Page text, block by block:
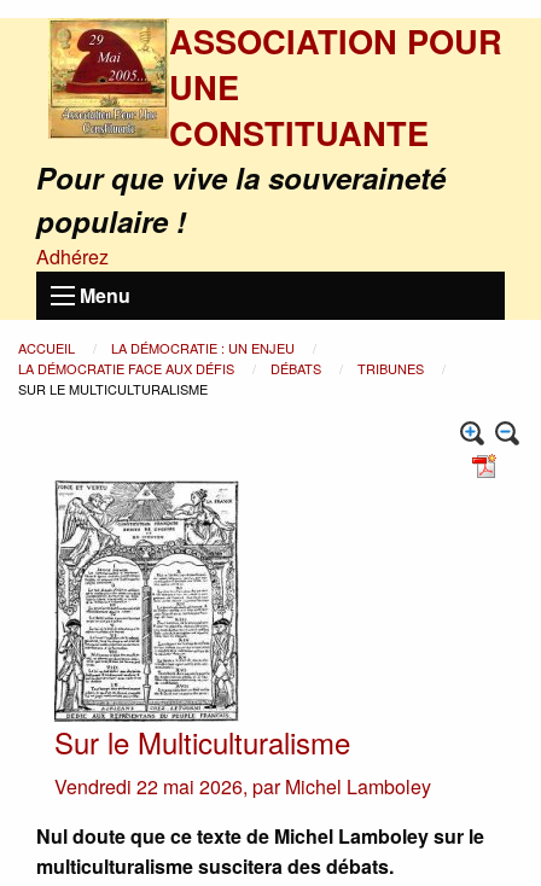
ASSOCIATION POUR
UNE
CONSTITUANTE
Pour que vive la souveraineté
populaire !
Adhérez
Menu
ACCUEIL
LA DÉMOCRATIE : UN ENJEU
LA DÉMOCRATIE FACE AUX DÉFIS
DÉBATS
TRIBUNES
SUR LE MULTICULTURALISME
Sur le Multiculturalisme
Vendredi 22 mai 2026, parMichel Lamboley
Nul doute que ce texte de Michel Lamboley sur le
multiculturalisme suscitera des débats.